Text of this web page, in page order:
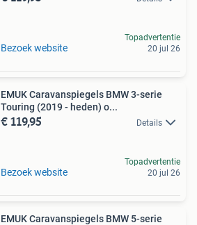
Bezoek website
Topadvertentie
20 jul 26
EMUK Caravanspiegels BMW 3-serie
Touring (2019 - heden) o...
€ 119,95 Details
Bezoek website
Topadvertentie
20 jul 26
EMUK Caravanspiegels BMW 5-serie